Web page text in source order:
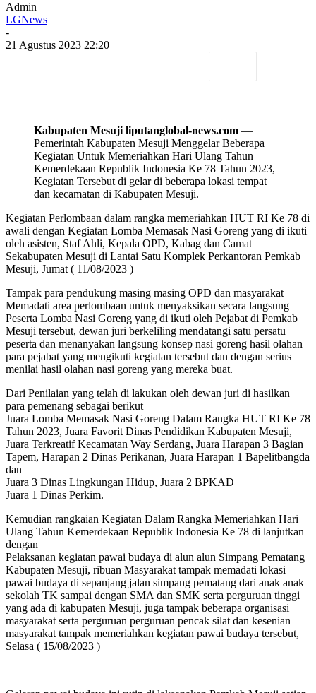
Admin
LGNews
-
21 Agustus 2023 22:20
Kabupaten Mesuji liputanglobal-news.com —
Pemerintah Kabupaten Mesuji Menggelar Beberapa
Kegiatan Untuk Memeriahkan Hari Ulang Tahun
Kemerdekaan Republik Indonesia Ke 78 Tahun 2023,
Kegiatan Tersebut di gelar di beberapa lokasi tempat
dan kecamatan di Kabupaten Mesuji.
Kegiatan Perlombaan dalam rangka memeriahkan HUT RI Ke 78 di
awali dengan Kegiatan Lomba Memasak Nasi Goreng yang di ikuti
oleh asisten, Staf Ahli, Kepala OPD, Kabag dan Camat
Sekabupaten Mesuji di Lantai Satu Komplek Perkantoran Pemkab
Mesuji, Jumat ( 11/08/2023 )
Tampak para pendukung masing masing OPD dan masyarakat
Memadati area perlombaan untuk menyaksikan secara langsung
Peserta Lomba Nasi Goreng yang di ikuti oleh Pejabat di Pemkab
Mesuji tersebut, dewan juri berkeliling mendatangi satu persatu
peserta dan menanyakan langsung konsep nasi goreng hasil olahan
para pejabat yang mengikuti kegiatan tersebut dan dengan serius
menilai hasil olahan nasi goreng yang mereka buat.
Dari Penilaian yang telah di lakukan oleh dewan juri di hasilkan
para pemenang sebagai berikut
Juara Lomba Memasak Nasi Goreng Dalam Rangka HUT RI Ke 78
Tahun 2023, Juara Favorit Dinas Pendidikan Kabupaten Mesuji,
Juara Terkreatif Kecamatan Way Serdang, Juara Harapan 3 Bagian
Tapem, Harapan 2 Dinas Perikanan, Juara Harapan 1 Bapelitbangda
dan
Juara 3 Dinas Lingkungan Hidup, Juara 2 BPKAD
Juara 1 Dinas Perkim.
Kemudian rangkaian Kegiatan Dalam Rangka Memeriahkan Hari
Ulang Tahun Kemerdekaan Republik Indonesia Ke 78 di lanjutkan
dengan
Pelaksanan kegiatan pawai budaya di alun alun Simpang Pematang
Kabupaten Mesuji, ribuan Masyarakat tampak memadati lokasi
pawai budaya di sepanjang jalan simpang pematang dari anak anak
sekolah TK sampai dengan SMA dan SMK serta perguruan tinggi
yang ada di kabupaten Mesuji, juga tampak beberapa organisasi
masyarakat serta perguruan perguruan pencak silat dan kesenian
masyarakat tampak memeriahkan kegiatan pawai budaya tersebut,
Selasa ( 15/08/2023 )